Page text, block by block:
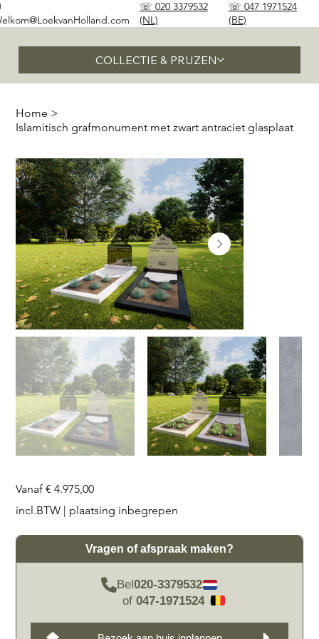
COLLECTIE & PRIJZEN
☏ 020 3379532
(NL)
☏ 047 1971524
(BE)
Home >
Islamitisch grafmonument met zwart antraciet glasplaat
Vanaf Prijs
€ 4.975,00
incl.BTW
plaatsing inbegrepen
Vragen of afspraak maken?
Bel020-3379532
of 047-1971524